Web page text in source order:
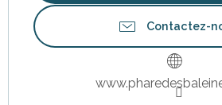
Contactez-